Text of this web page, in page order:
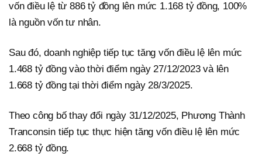
vốn điều lệ từ 886 tỷ đồng lên mức 1.168 tỷ đồng, 100%
là nguồn vốn tư nhân.
Sau đó, doanh nghiệp tiếp tục tăng vốn điều lệ lên mức
1.468 tỷ đồng vào thời điểm ngày 27/12/2023 và lên
1.668 tỷ đồng tại thời điểm ngày 28/3/2025.
Theo công bố thay đổi ngày 31/12/2025, Phương Thành
Tranconsin tiếp tục thực hiện tăng vốn điều lệ lên mức
2.668 tỷ đồng.